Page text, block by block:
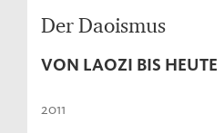
Der Daoismus
VON LAOZI BIS HEUTE
2011